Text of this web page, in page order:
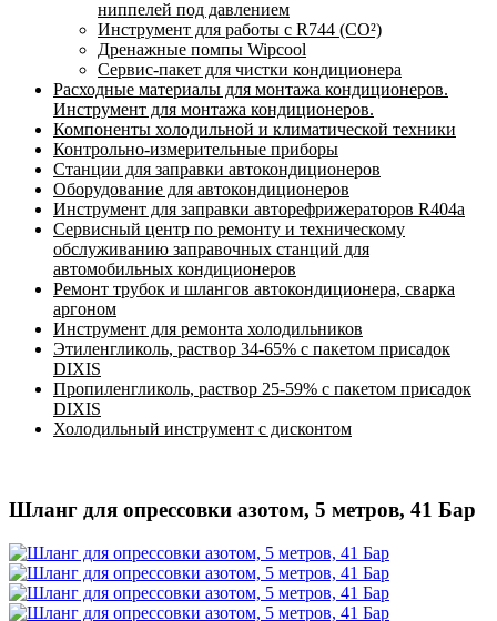
ниппелей под давлением
Инструмент для работы с R744 (CO²)
Дренажные помпы Wipcool
Сервис-пакет для чистки кондиционера
Расходные материалы для монтажа кондиционеров.
Инструмент для монтажа кондиционеров.
Компоненты холодильной и климатической техники
Контрольно-измерительные приборы
Станции для заправки автокондиционеров
Оборудование для автокондиционеров
Инструмент для заправки авторефрижераторов R404a
Сервисный центр по ремонту и техническому
обслуживанию заправочных станций для
автомобильных кондиционеров
Ремонт трубок и шлангов автокондиционера, сварка
аргоном
Инструмент для ремонта холодильников
Этиленгликоль, раствор 34-65% с пакетом присадок
DIXIS
Пропиленгликоль, раствор 25-59% с пакетом присадок
DIXIS
Холодильный инструмент с дисконтом
Шланг для опрессовки азотом, 5 метров, 41 Бар